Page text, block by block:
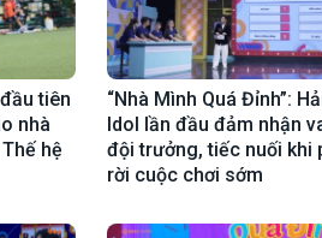
tiên
nhà
hệ
“Nhà Mình Quá Đỉnh”:
Idol lần đầu đảm nhận
đội trưởng, tiếc nuối khi
rời cuộc chơi sớm